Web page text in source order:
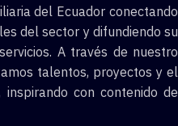
del Ecuador conectando
del sector y difundiendo su
A través de nuestro
talentos, proyectos y el
con contenido de